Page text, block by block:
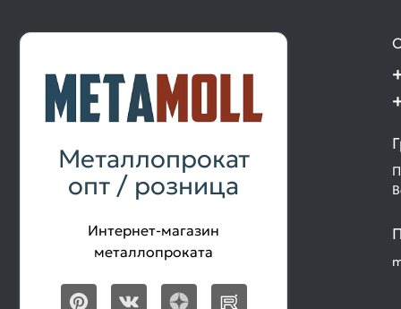
Металлопрокат
опт / розница
Интернет-магазин
металлопроката